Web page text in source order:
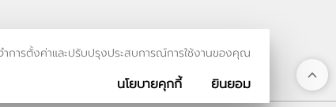
ำการตั้งค่าและปรับปรุงประสบการณ์การใช้งานของคุณ
นโยบายคุกกี้ ยินยอม